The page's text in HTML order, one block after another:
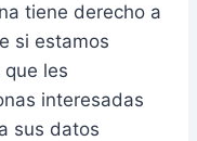
tiene derecho a
si estamos
les
interesadas
sus datos